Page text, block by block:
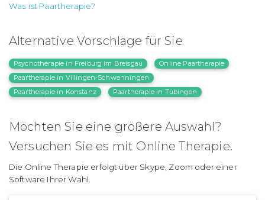
Was ist Paartherapie?
Alternative Vorschläge für Sie
Psychotherapie in Freiburg im Breisgau
Online Paartherapie
Paartherapie in Villingen-Schwenningen
Paartherapie in Konstanz
Paartherapie in Tübingen
Möchten Sie eine größere Auswahl?
Versuchen Sie es mit Online Therapie.
Die Online Therapie erfolgt über Skype, Zoom oder einer
Software Ihrer Wahl.